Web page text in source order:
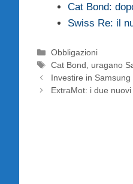
Cat Bond:
Swiss Re: il
Categorie
Obbligazioni
Tag
Cat Bond, uragano
Investire in Samsung
ExtraMot: i due